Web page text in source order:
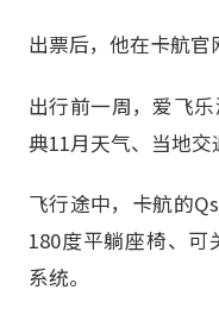
出票后，他在卡航官
出行前一周，爱飞
典11月天气、当地交
飞行途中，卡航的
180度平躺座椅、
系统。